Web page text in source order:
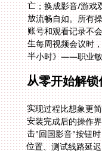
半小时》——职业敏
从零开始解
实现过程比想象更
安装完成后的操作
击"回国影音"按钮
位置、测试线路延
DNS泄露保护。东
瞬间，央视频APP